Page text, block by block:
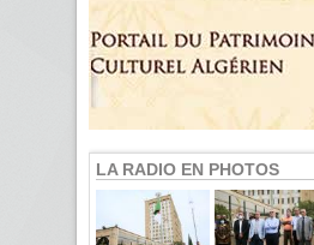
LA RADIO EN PHOTOS